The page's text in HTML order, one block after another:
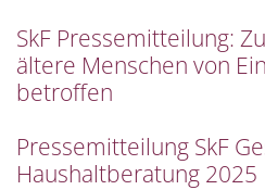
SkF Pressemitteilung:
ältere Menschen von
betroffen
Pressemitteilung SkF
Haushaltberatung 2025